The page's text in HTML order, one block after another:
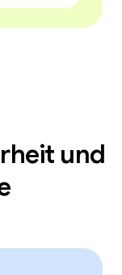
und